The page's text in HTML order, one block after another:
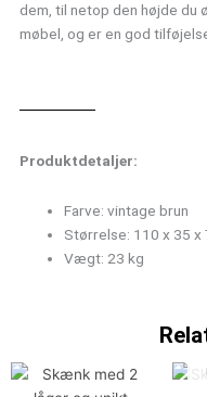
dem, til netop den højde
møbel, og er en god
Produktdetaljer:
Farve: vintage brun
Størrelse: 110 x 35 x
Vægt: 23 kg